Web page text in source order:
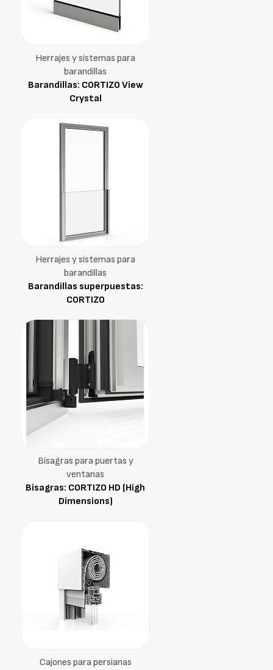
Herrajes y sistemas para
barandillas
Barandillas: CORTIZO View
Crystal
Herrajes y sistemas para
barandillas
Barandillas superpuestas:
CORTIZO
Bisagras para puertas y
ventanas
Bisagras: CORTIZO HD (High
Dimensions)
Cajones para persianas